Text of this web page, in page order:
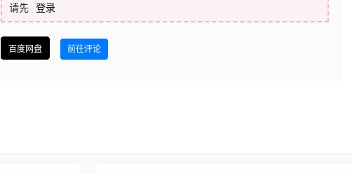
请先 登录
百度网盘 前往评论